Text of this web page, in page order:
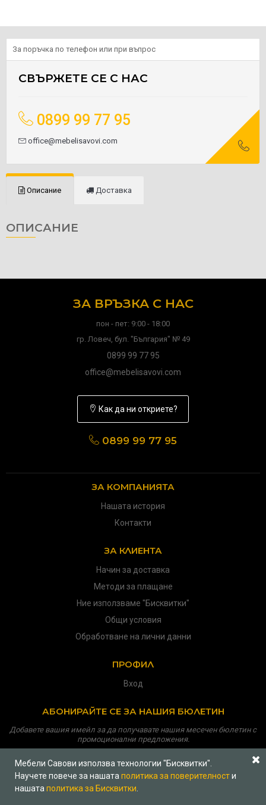
За поръчка по телефон или при въпрос
СВЪРЖЕТЕ СЕ С НАС
0899 99 77 95
office@mebelisavovi.com
Описание Доставка
ОПИСАНИЕ
ЗА ВРЪЗКА С НАС
пон - пет: 9:00 - 18:00
гр. Ловеч, бул. "България" № 49
0899 99 77 95
office@mebelisavovi.com
Как да ни откриете?
0899 99 77 95
ЗА КОМПАНИЯТА
Нашата история
Контакти
ЗА КЛИЕНТА
Начин за доставка
Методи за плащане
Ние използваме "Бисквитки"
Общи условия
Обработване на лични данни
ПРОФИЛ
Вход
АБОНИРАЙТЕ СЕ ЗА НАШИЯ БЮЛЕТИН
Добавете вашия имейл за да получавате нашия месечен бюлетин с
промоционални предложения.
Мебели Савови използва технологии "Бисквитки".
Научете повече за нашата политика за поверителности
нашата политика за Бисквитки